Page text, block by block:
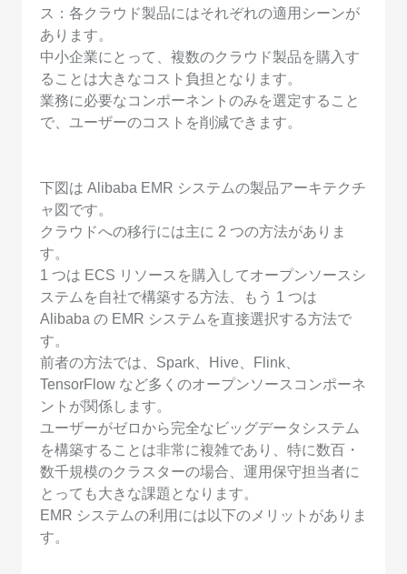
ス：各クラウド製品にはそれぞれの適用シーンが
あります。
中小企業にとって、複数のクラウド製品を購入す
ることは大きなコスト負担となります。
業務に必要なコンポーネントのみを選定すること
で、ユーザーのコストを削減できます。
下図は Alibaba EMR システムの製品アーキテクチ
ャ図です。
クラウドへの移行には主に 2 つの方法がありま
す。
1 つは ECS リソースを購入してオープンソースシ
ステムを自社で構築する方法、もう 1 つは
Alibaba の EMR システムを直接選択する方法で
す。
前者の方法では、Spark、Hive、Flink、
TensorFlow など多くのオープンソースコンポーネ
ントが関係します。
ユーザーがゼロから完全なビッグデータシステム
を構築することは非常に複雑であり、特に数百・
数千規模のクラスターの場合、運用保守担当者に
とっても大きな課題となります。
EMR システムの利用には以下のメリットがありま
す。